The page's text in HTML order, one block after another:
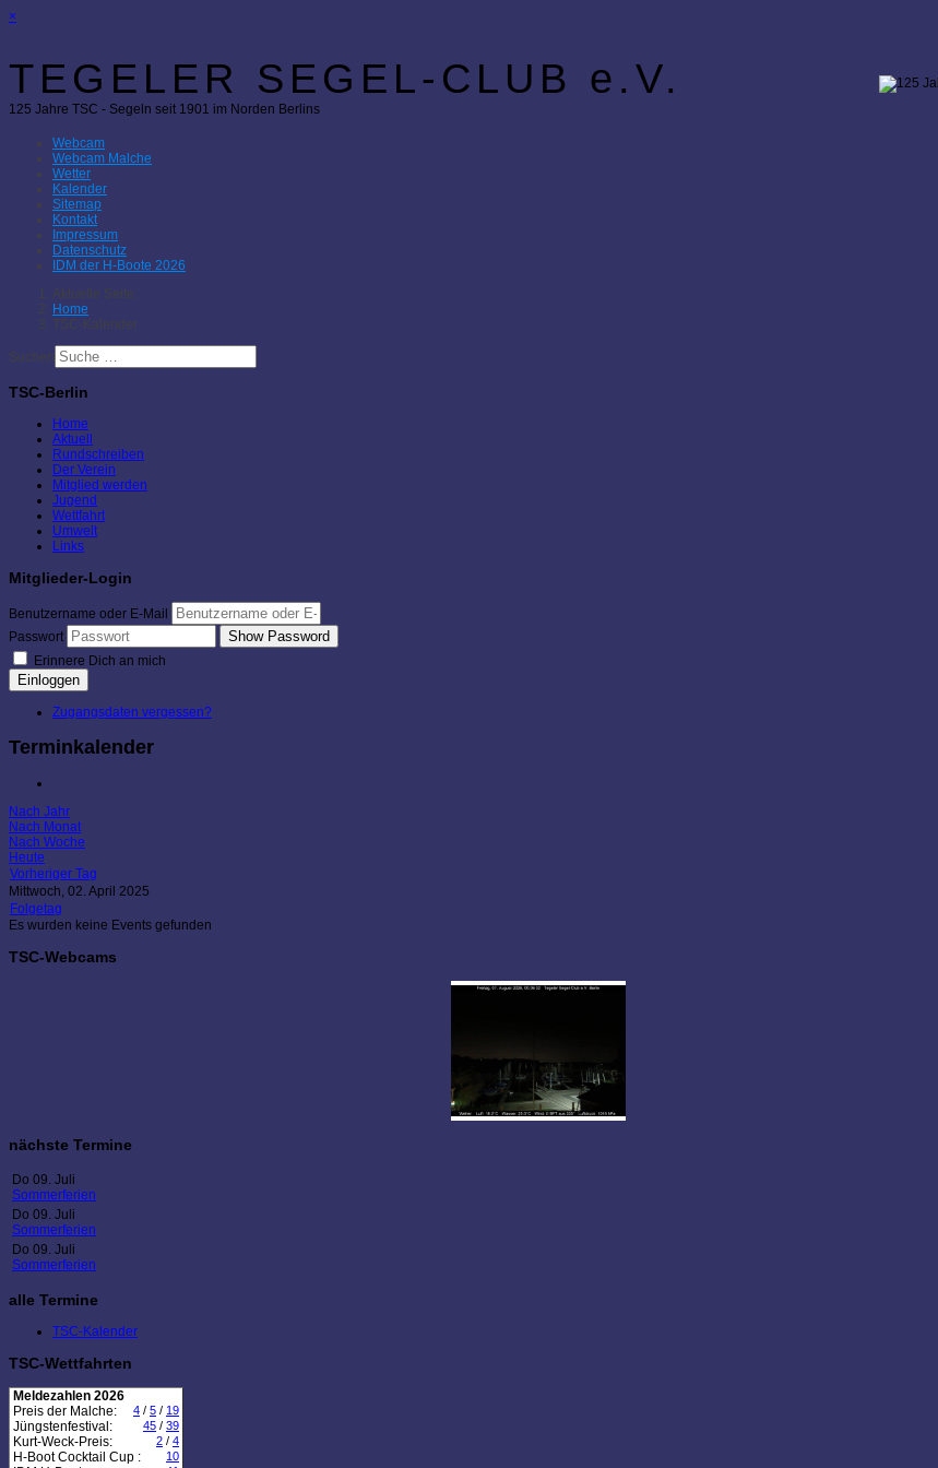
×
TEGELER SEGEL-CLUB e.V.
125 Jahre TSC - Segeln seit 1901 im Norden Berlins
Webcam
Webcam Malche
Wetter
Kalender
Sitemap
Kontakt
Impressum
Datenschutz
IDM der H-Boote 2026
Aktuelle Seite:
Home
TSC-Kalender
Suchen
TSC-Berlin
Home
Aktuell
Rundschreiben
Der Verein
Mitglied werden
Jugend
Wettfahrt
Umwelt
Links
Mitglieder-Login
Benutzername oder E-Mail
Passwort
Show Password
Erinnere Dich an mich
Einloggen
Zugangsdaten vergessen?
Terminkalender
Nach Jahr
Nach Monat
Nach Woche
Heute
Vorheriger Tag
Mittwoch, 02. April 2025
Folgetag
Es wurden keine Events gefunden
TSC-Webcams
nächste Termine
Do 09. Juli
Sommerferien
Do 09. Juli
Sommerferien
Do 09. Juli
Sommerferien
alle Termine
TSC-Kalender
TSC-Wettfahrten
Meldezahlen 2026
Preis der Malche:
4 / 5 / 19
Jüngstenfestival: 45 / 39
Kurt-Weck-Preis: 2 / 4
H-Boot Cocktail Cup : 10